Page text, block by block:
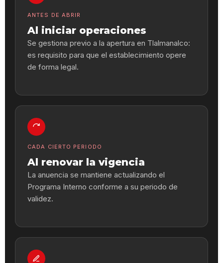
ANTES DE ABRIR
Al iniciar operaciones
Se gestiona previo a la apertura en Tlalmanalco:
es requisito para que el establecimiento opere
de forma legal.
CADA CIERTO PERIODO
Al renovar la vigencia
La anuencia se mantiene actualizando el
Programa Interno conforme a su periodo de
validez.